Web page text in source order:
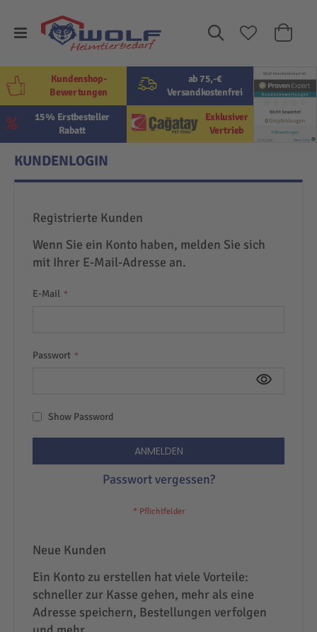
Suche
Mein
ab 75,-€
Versandkostenfrei
Exklusiver
Vertrieb
15% Erstbesteller
Rabatt
Kundenshop-
Bewertungen
KUNDENLOGIN
Registrierte Kunden
Wenn Sie ein Konto haben, melden Sie sich
mit Ihrer E-Mail-Adresse an.
E-Mail
Passwort
Show Password
ANMELDEN
Passwort vergessen?
Neue Kunden
Ein Konto zu erstellen hat viele Vorteile:
schneller zur Kasse gehen, mehr als eine
Adresse speichern, Bestellungen verfolgen